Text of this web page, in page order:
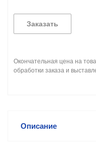
Заказать
Окончательная цена на
обработки заказа и
Описание